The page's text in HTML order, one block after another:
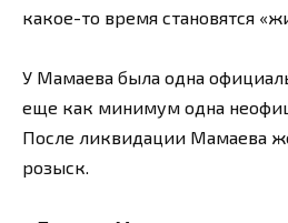
какое-то время становятся
У Мамаева была одна
еще как минимум одна
После ликвидации Мамаева
розыск.